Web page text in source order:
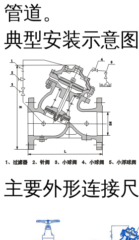
管道。
典型安装示意图
主要外形连接